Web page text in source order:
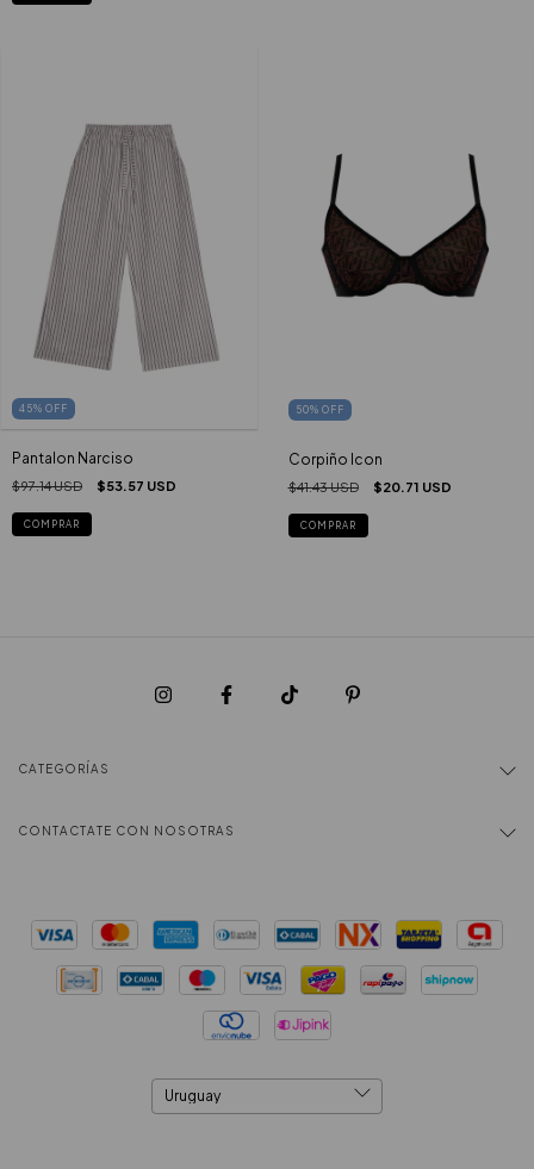
45% OFF
Pantalon Narciso
$97.14 USD $53.57 USD
COMPRAR
50% OFF
Corpiño Icon
$41.43 USD $20.71 USD
COMPRAR
CATEGORÍAS
CONTACTATE CON NOSOTRAS